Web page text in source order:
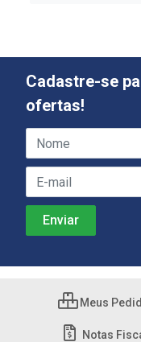
Cadastre-se
ofertas!
Meus
Notas